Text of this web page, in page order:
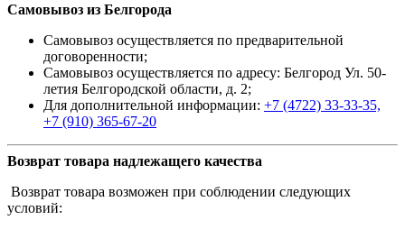
Самовывоз из Белгорода
Самовывоз осуществляется по предварительной
договоренности;
Самовывоз осуществляется по адресу: Белгород Ул. 50-
летия Белгородской области, д. 2;
Для дополнительной информации: +7 (4722) 33-33-35,
+7 (910) 365-67-20
Возврат товара надлежащего качества
Возврат товара возможен при соблюдении следующих
условий: